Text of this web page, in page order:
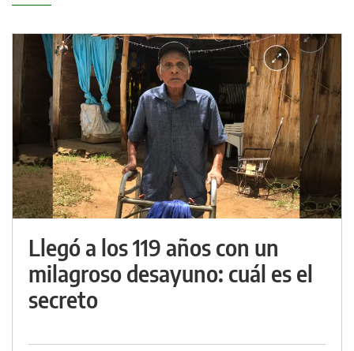
Llegó a los 119 años con un
milagroso desayuno: cuál es el
secreto